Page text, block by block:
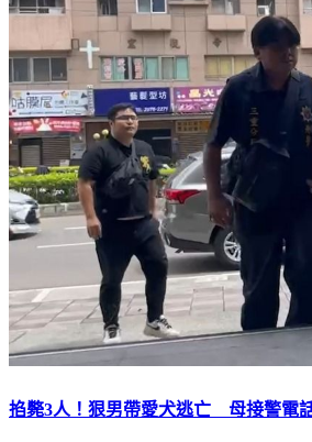
掐斃3人！狠男帶愛犬逃亡 母接警電